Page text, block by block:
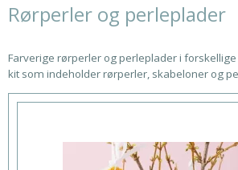
Rørperler og perleplader
Farverige rørperler og perleplader i
kit som indeholder rørperler, skabeloner og